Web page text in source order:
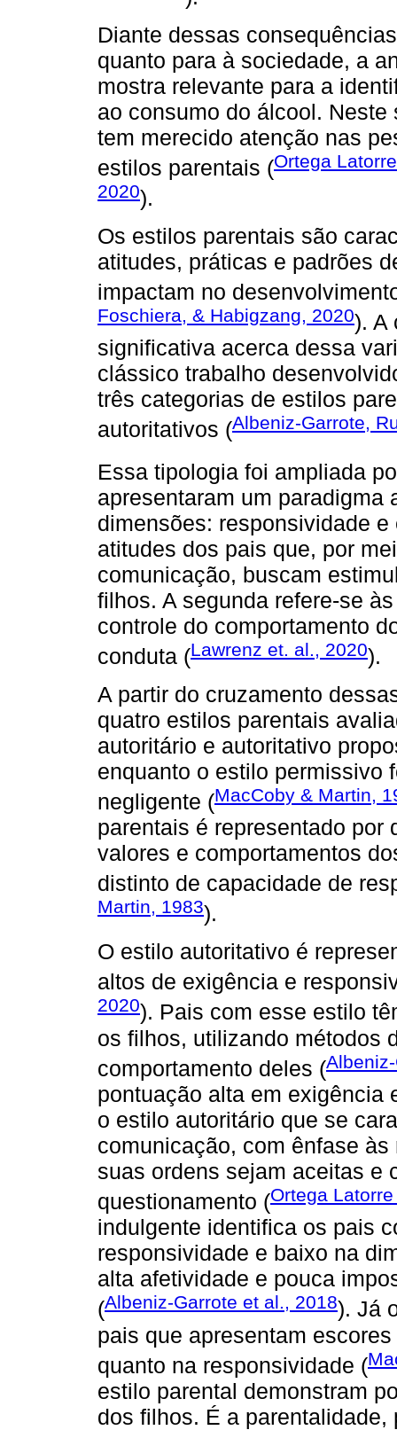
Diante dessas
quanto para à sociedade, a
mostra relevante para a
ao consumo do álcool.
tem merecido atenção nas
estilos parentais (Ortega
2020).
Os estilos parentais são
atitudes, práticas e padrões
impactam no
Foschiera, & Habigzang, 2020). A
significativa acerca dessa
clássico trabalho
três categorias de estilos
autoritativos (Albeniz-Garrote,
Essa tipologia foi ampliada
apresentaram um paradigma
dimensões: responsividade
atitudes dos pais que, por
comunicação, buscam
filhos. A segunda refere-se
controle do comportamento
conduta (Lawrenz et. al., 2020).
A partir do cruzamento
quatro estilos parentais
autoritário e autoritativo
enquanto o estilo permissivo
negligente (MacCoby & Martin,
parentais é representado por
valores e comportamentos
distinto de capacidade de
Martin, 1983).
O estilo autoritativo é
altos de exigência e
2020). Pais com esse estilo
os filhos, utilizando métodos
comportamento deles (
pontuação alta em exigência
o estilo autoritário que se
comunicação, com ênfase
suas ordens sejam aceitas e
questionamento (Ortega
indulgente identifica os pais
responsividade e baixo na
alta afetividade e pouca
(Albeniz-Garrote et al., 2018). Já
pais que apresentam
quanto na responsividade (
estilo parental demonstram
dos filhos. É a